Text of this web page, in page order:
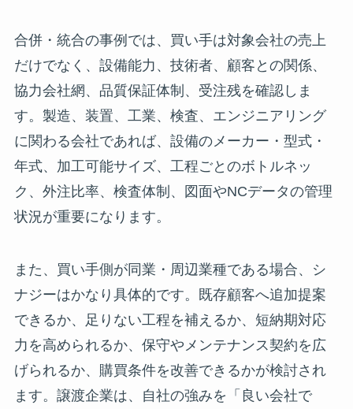
合併・統合の事例では、買い手は対象会社の売上
だけでなく、設備能力、技術者、顧客との関係、
協力会社網、品質保証体制、受注残を確認しま
す。製造、装置、工業、検査、エンジニアリング
に関わる会社であれば、設備のメーカー・型式・
年式、加工可能サイズ、工程ごとのボトルネッ
ク、外注比率、検査体制、図面やNCデータの管理
状況が重要になります。
また、買い手側が同業・周辺業種である場合、シ
ナジーはかなり具体的です。既存顧客へ追加提案
できるか、足りない工程を補えるか、短納期対応
力を高められるか、保守やメンテナンス契約を広
げられるか、購買条件を改善できるかが検討され
ます。譲渡企業は、自社の強みを「良い会社で